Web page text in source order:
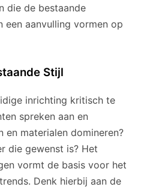
die de bestaande
een aanvulling vormen op
Stijl
inrichting kritisch te
spreken aan en
en materialen domineren?
die gewenst is? Het
vormt de basis voor het
Denk hierbij aan de